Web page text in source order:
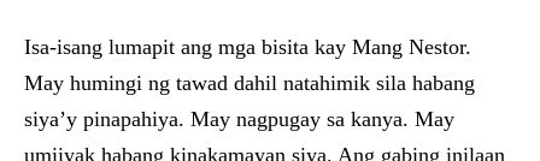
Isa-isang lumapit ang mga bisita kay Mang Nestor.
May humingi ng tawad dahil natahimik sila habang
siya’y pinapahiya. May nagpugay sa kanya. May
umiiyak habang kinakamayan siya. Ang gabing inilaan